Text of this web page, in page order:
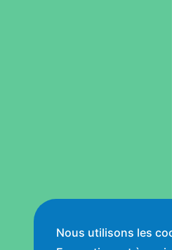
Nous utilisons les